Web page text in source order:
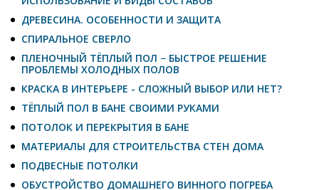
ДРЕВЕСИНА. ОСОБЕННОСТИ И ЗАЩИТА
СПИРАЛЬНОЕ СВЕРЛО
ПЛЕНОЧНЫЙ ТЁПЛЫЙ ПОЛ − БЫСТРОЕ РЕШЕНИЕ
ПРОБЛЕМЫ ХОЛОДНЫХ ПОЛОВ
КРАСКА В ИНТЕРЬЕРЕ - СЛОЖНЫЙ ВЫБОР ИЛИ НЕТ?
ТЁПЛЫЙ ПОЛ В БАНЕ СВОИМИ РУКАМИ
ПОТОЛОК И ПЕРЕКРЫТИЯ В БАНЕ
МАТЕРИАЛЫ ДЛЯ СТРОИТЕЛЬСТВА СТЕН ДОМА
ПОДВЕСНЫЕ ПОТОЛКИ
ОБУСТРОЙСТВО ДОМАШНЕГО ВИННОГО ПОГРЕБА